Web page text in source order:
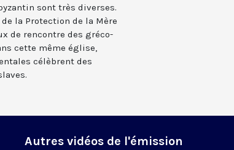
sont très diverses.
la Protection de la Mère
de rencontre des gréco-
cette même église,
célèbrent des
Autres vidéos de l'émission